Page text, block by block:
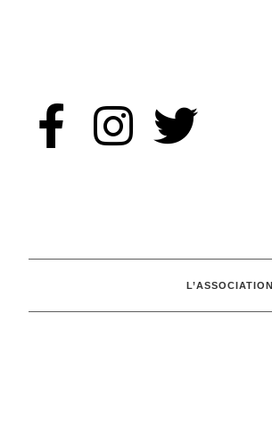
L’ASSOCIATION